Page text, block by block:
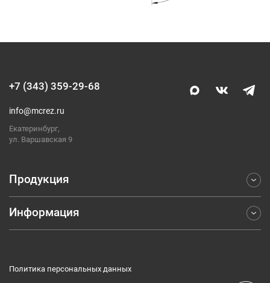
Продукция
Фрезерование
Точение
Отрезка и обработка канавок
Информация
+7 (343) 359-29-68
info@mcrez.ru
Екатеринбург,
ул. Варшавская 9
Политика персональных данных